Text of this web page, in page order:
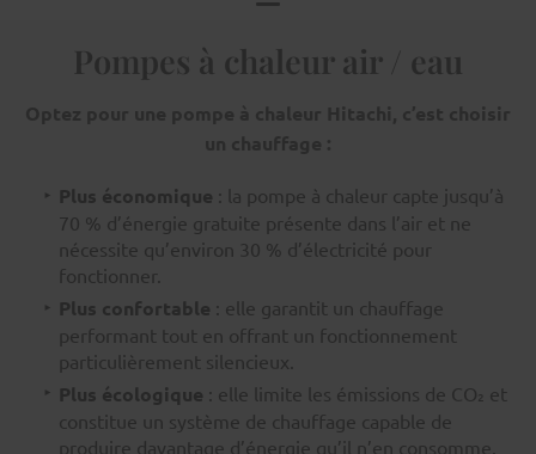
Pompes à chaleur air / eau
Plus économique : la pompe à chaleur capte jusqu’à
70 % d’énergie gratuite présente dans l’air et ne
nécessite qu’environ 30 % d’électricité pour
fonctionner.
Plus confortable : elle garantit un chauffage
performant tout en offrant un fonctionnement
particulièrement silencieux.
Plus écologique : elle limite les émissions de CO₂ et
constitue un système de chauffage capable de
produire davantage d’énergie qu’il n’en consomme.